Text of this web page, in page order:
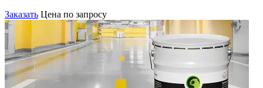
Заказать Цена по запросу